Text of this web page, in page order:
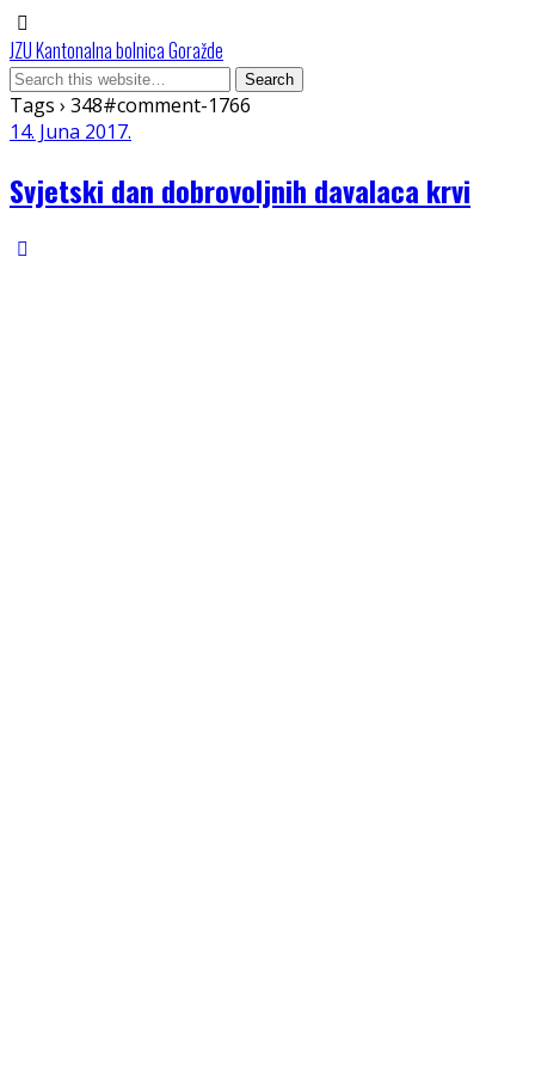
JZU Kantonalna bolnica Goražde
Tags › 348#comment-1766
14. Juna 2017.
Svjetski dan dobrovoljnih davalaca krvi